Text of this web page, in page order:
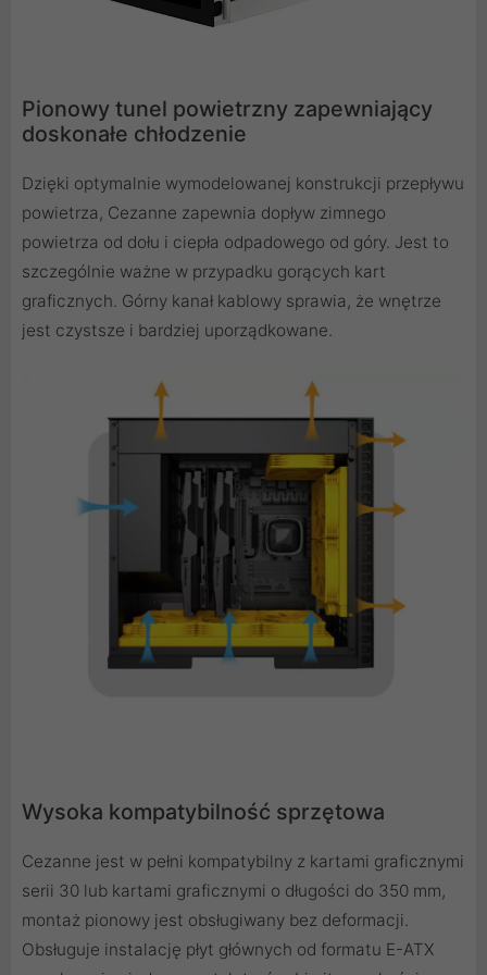
Pionowy tunel powietrzny zapewniający
doskonałe chłodzenie
Dzięki optymalnie wymodelowanej konstrukcji przepływu
powietrza, Cezanne zapewnia dopływ zimnego
powietrza od dołu i ciepła odpadowego od góry. Jest to
szczególnie ważne w przypadku gorących kart
graficznych. Górny kanał kablowy sprawia, że wnętrze
jest czystsze i bardziej uporządkowane.
Wysoka kompatybilność sprzętowa
Cezanne jest w pełni kompatybilny z kartami graficznymi
serii 30 lub kartami graficznymi o długości do 350 mm,
montaż pionowy jest obsługiwany bez deformacji.
Obsługuje instalację płyt głównych od formatu E-ATX